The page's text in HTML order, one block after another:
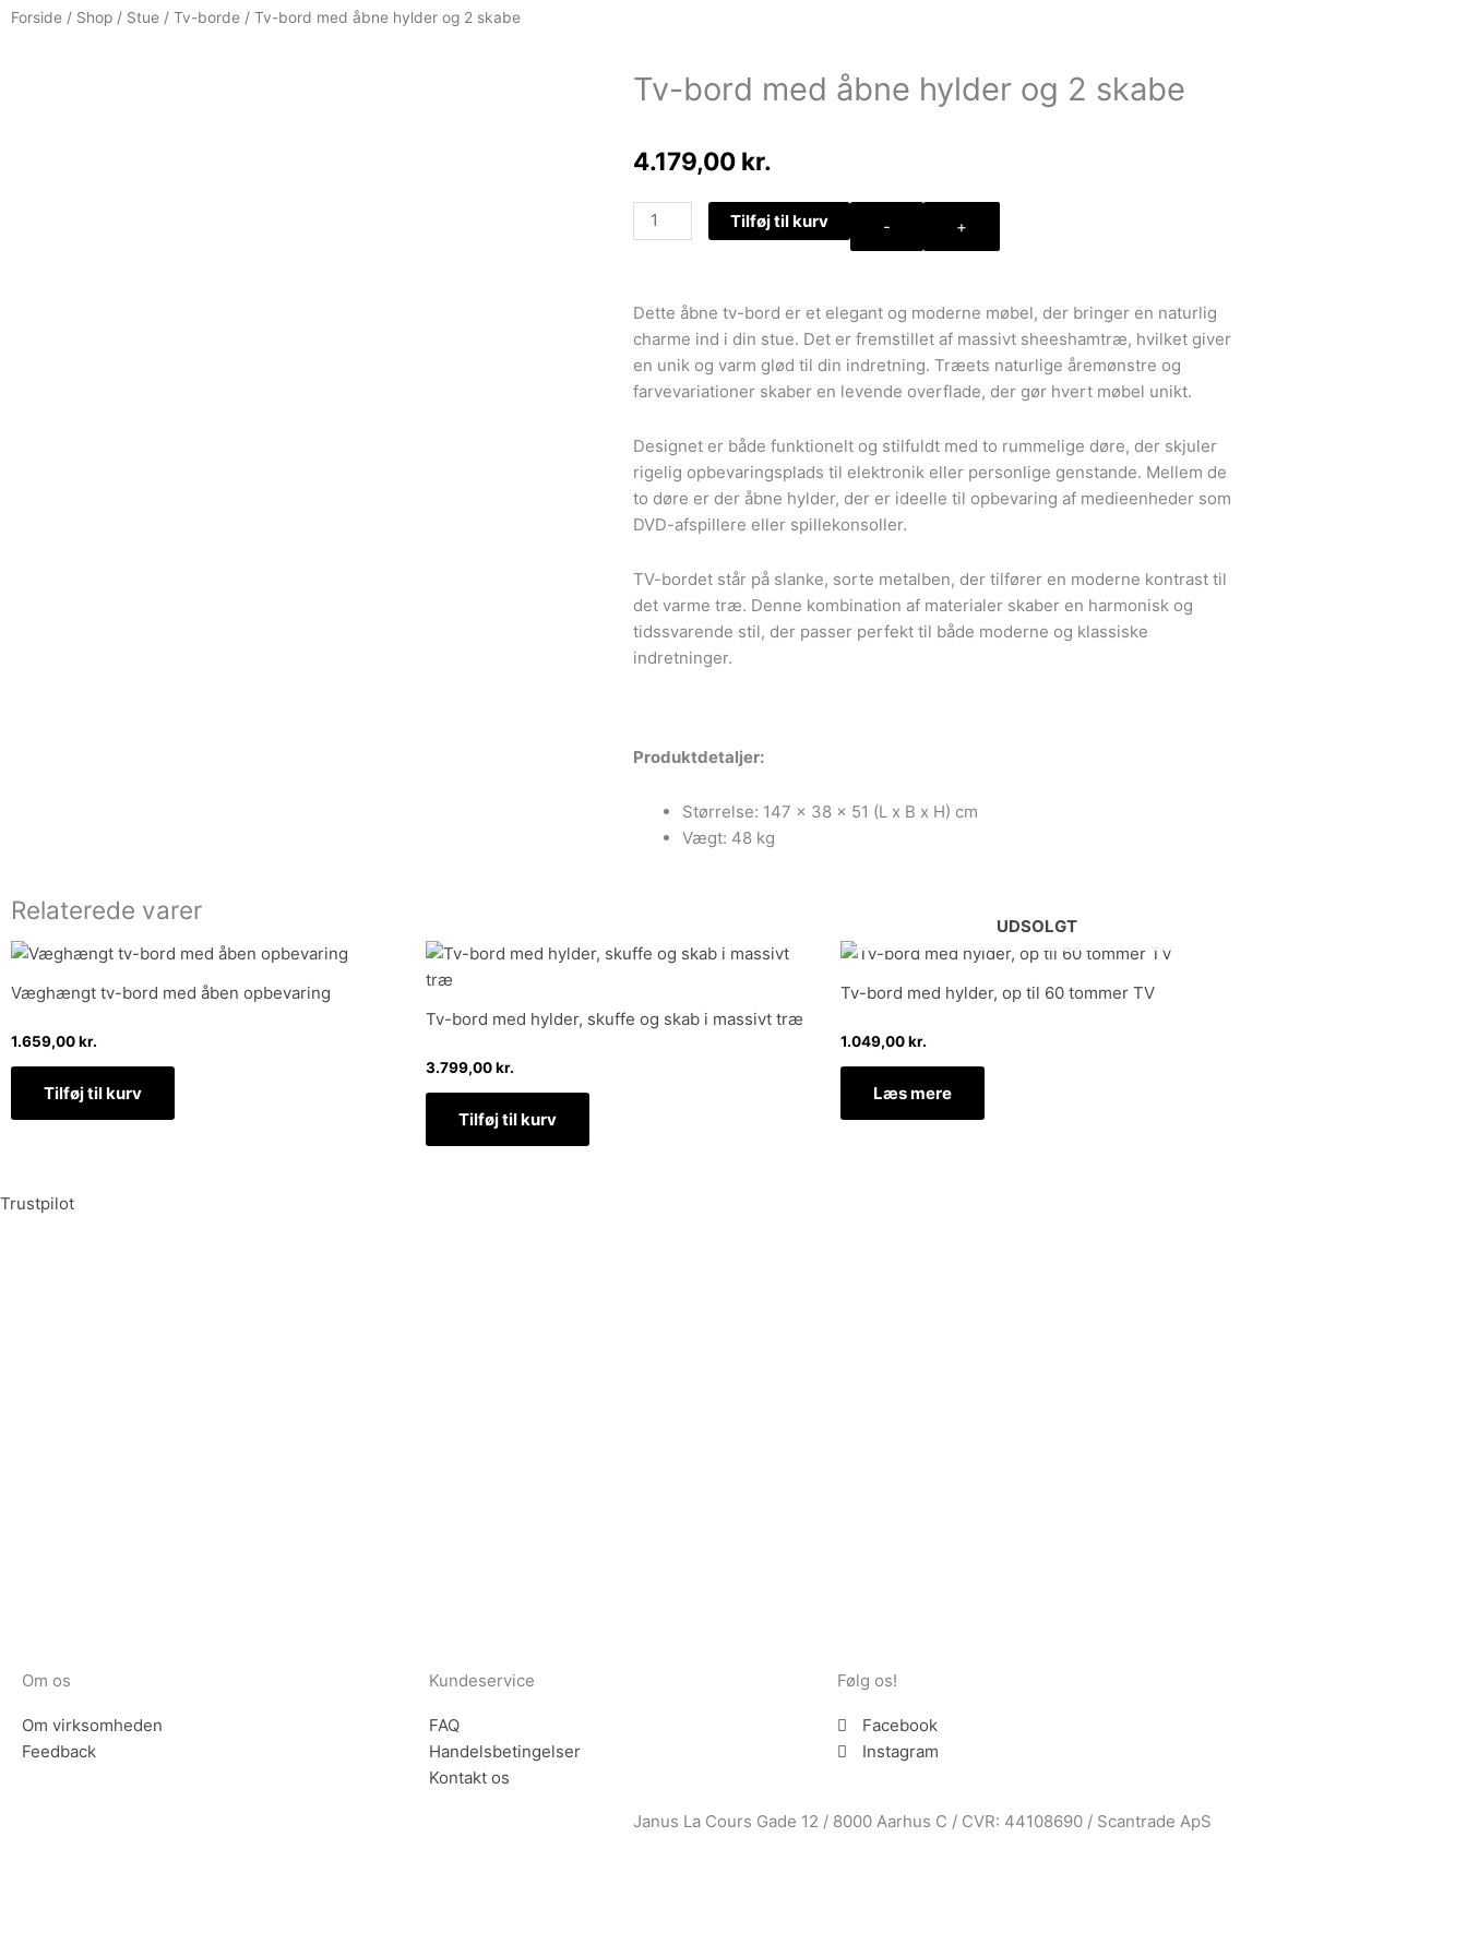
Forside / Shop / Stue / Tv-borde / Tv-bord med åbne hylder og 2 skabe
Tv-bord med åbne hylder og 2 skabe
4.179,00 kr.
-
Tv-
bord
hylder
og
2
skabe
+
Tilføj til kurv
Dette åbne tv-bord er et elegant og moderne møbel, der bringer en naturlig
charme ind i din stue. Det er fremstillet af massivt sheeshamtræ, hvilket giver
en unik og varm glød til din indretning. Træets naturlige åremønstre og
farvevariationer skaber en levende overflade, der gør hvert møbel unikt.
Designet er både funktionelt og stilfuldt med to rummelige døre, der skjuler
rigelig opbevaringsplads til elektronik eller personlige genstande. Mellem de
to døre er der åbne hylder, der er ideelle til opbevaring af medieenheder som
DVD-afspillere eller spillekonsoller.
TV-bordet står på slanke, sorte metalben, der tilfører en moderne kontrast til
det varme træ. Denne kombination af materialer skaber en harmonisk og
tidssvarende stil, der passer perfekt til både moderne og klassiske
indretninger.
Produktdetaljer:
Størrelse: 147 x 38 x 51 (L x B x H) cm
Vægt: 48 kg
Relaterede varer
Væghængt tv-bord med åben opbevaring
1.659,00kr.
Tilføj til kurv
Tv-bord med hylder, skuffe og skab i massivt træ
3.799,00kr.
Tilføj til kurv
UDSOLGT
Tv-bord med hylder, op til 60 tommer TV
1.049,00kr.
Læs mere
Trustpilot
Om os
Om virksomheden
Feedback
Kundeservice
FAQ
Handelsbetingelser
Kontakt os
Følg os!
Facebook
Instagram
Janus La Cours Gade 12 / 8000 Aarhus C / CVR: 44108690 / Scantrade ApS